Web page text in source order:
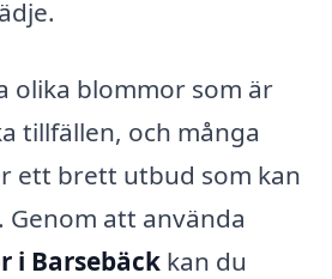
olika blommor som är
tillfällen, och många
ett brett utbud som kan
Genom att använda
i Barsebäck kan du